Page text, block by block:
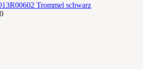
Trommel schwarz